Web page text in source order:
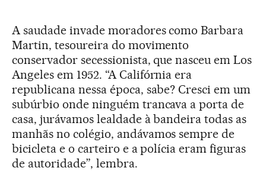
A saudade invade moradores como Barbara
Martin, tesoureira do movimento
conservador secessionista, que nasceu em Los
Angeles em 1952. “A Califórnia era
republicana nessa época, sabe? Cresci em um
subúrbio onde ninguém trancava a porta de
casa, jurávamos lealdade à bandeira todas as
manhãs no colégio, andávamos sempre de
bicicleta e o carteiro e a polícia eram figuras
de autoridade”, lembra.